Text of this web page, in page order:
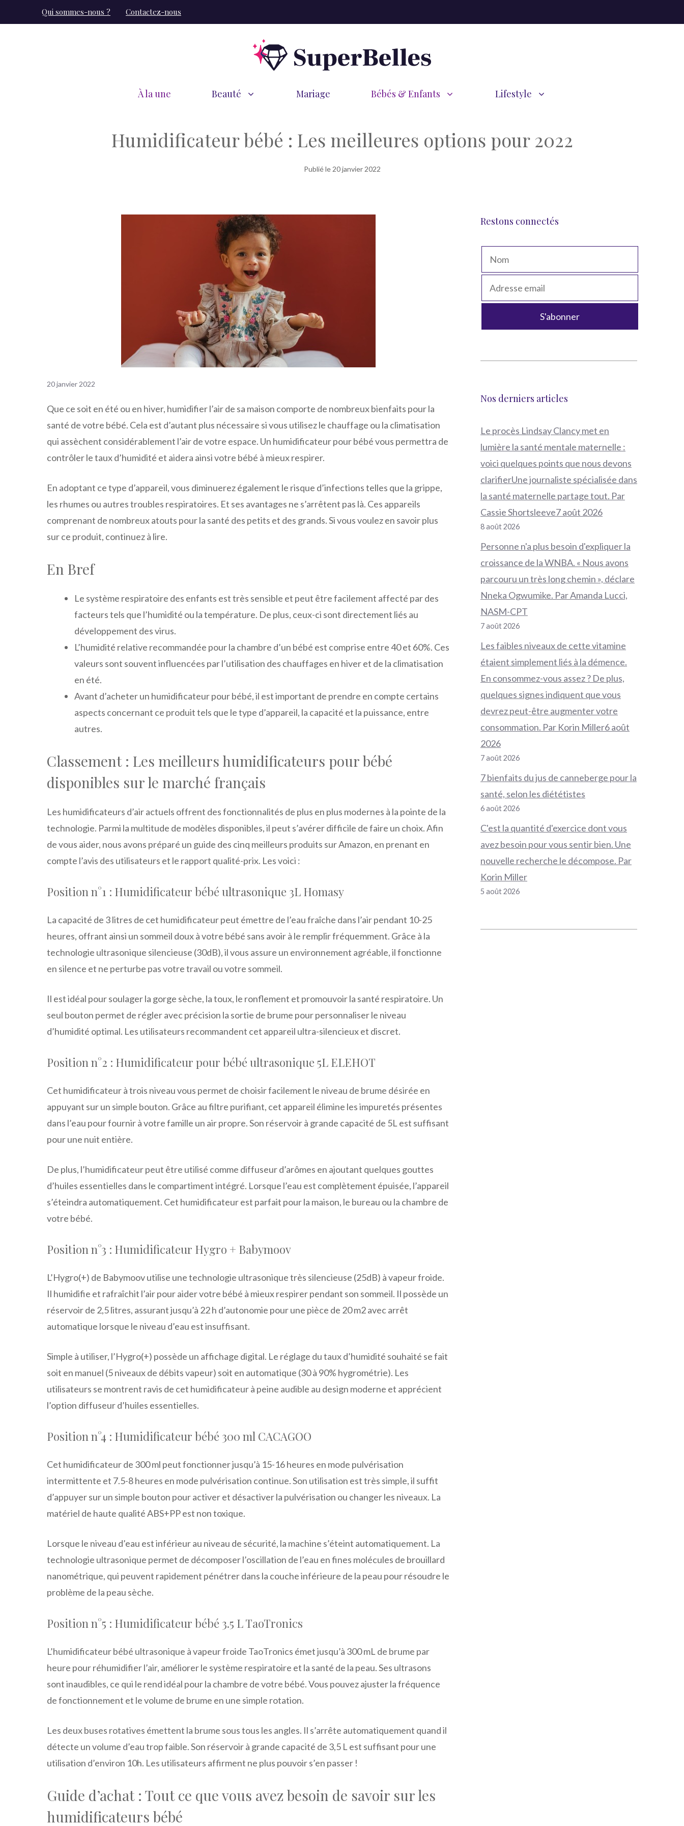
au
Qui sommes-nous ? Contactez-nous
À la une Beauté Mariage Bébés & Enfants Lifestyle
Humidificateur bébé : Les meilleures options pour 2022
Publié le 20 janvier 2022
20 janvier 2022
Que ce soit en été ou en hiver, humidifier l’air de sa maison comporte de nombreux bienfaits pour la
santé de votre bébé. Cela est d’autant plus nécessaire si vous utilisez le chauffage ou la climatisation
qui assèchent considérablement l’air de votre espace. Un humidificateur pour bébé vous permettra de
contrôler le taux d’humidité et aidera ainsi votre bébé à mieux respirer.
En adoptant ce type d’appareil, vous diminuerez également le risque d’infections telles que la grippe,
les rhumes ou autres troubles respiratoires. Et ses avantages ne s’arrêtent pas là. Ces appareils
comprenant de nombreux atouts pour la santé des petits et des grands. Si vous voulez en savoir plus
sur ce produit, continuez à lire.
En Bref
Le système respiratoire des enfants est très sensible et peut être facilement affecté par des
facteurs tels que l’humidité ou la température. De plus, ceux-ci sont directement liés au
développement des virus.
L’humidité relative recommandée pour la chambre d’un bébé est comprise entre 40 et 60%. Ces
valeurs sont souvent influencées par l’utilisation des chauffages en hiver et de la climatisation
en été.
Avant d’acheter un humidificateur pour bébé, il est important de prendre en compte certains
aspects concernant ce produit tels que le type d’appareil, la capacité et la puissance, entre
autres.
Classement : Les meilleurs humidificateurs pour bébé
disponibles sur le marché français
Les humidificateurs d’air actuels offrent des fonctionnalités de plus en plus modernes à la pointe de la
technologie. Parmi la multitude de modèles disponibles, il peut s’avérer difficile de faire un choix. Afin
de vous aider, nous avons préparé un guide des cinq meilleurs produits sur Amazon, en prenant en
compte l’avis des utilisateurs et le rapport qualité-prix. Les voici :
Position n°1 : Humidificateur bébé ultrasonique 3L Homasy
La capacité de 3 litres de cet humidificateur peut émettre de l’eau fraîche dans l’air pendant 10-25
heures, offrant ainsi un sommeil doux à votre bébé sans avoir à le remplir fréquemment. Grâce à la
technologie ultrasonique silencieuse (30dB), il vous assure un environnement agréable, il fonctionne
en silence et ne perturbe pas votre travail ou votre sommeil.
Il est idéal pour soulager la gorge sèche, la toux, le ronflement et promouvoir la santé respiratoire. Un
seul bouton permet de régler avec précision la sortie de brume pour personnaliser le niveau
d’humidité optimal. Les utilisateurs recommandent cet appareil ultra-silencieux et discret.
Position n°2 : Humidificateur pour bébé ultrasonique 5L ELEHOT
Cet humidificateur à trois niveau vous permet de choisir facilement le niveau de brume désirée en
appuyant sur un simple bouton. Grâce au filtre purifiant, cet appareil élimine les impuretés présentes
dans l’eau pour fournir à votre famille un air propre. Son réservoir à grande capacité de 5L est suffisant
pour une nuit entière.
De plus, l’humidificateur peut être utilisé comme diffuseur d’arômes en ajoutant quelques gouttes
d’huiles essentielles dans le compartiment intégré. Lorsque l’eau est complètement épuisée, l’appareil
s’éteindra automatiquement. Cet humidificateur est parfait pour la maison, le bureau ou la chambre de
votre bébé.
Position n°3 : Humidificateur Hygro + Babymoov
L’Hygro(+) de Babymoov utilise une technologie ultrasonique très silencieuse (25dB) à vapeur froide.
Il humidifie et rafraîchit l’air pour aider votre bébé à mieux respirer pendant son sommeil. Il possède un
réservoir de 2,5 litres, assurant jusqu’à 22 h d’autonomie pour une pièce de 20 m2 avec arrêt
automatique lorsque le niveau d’eau est insuffisant.
Simple à utiliser, l’Hygro(+) possède un affichage digital. Le réglage du taux d’humidité souhaité se fait
soit en manuel (5 niveaux de débits vapeur) soit en automatique (30 à 90% hygrométrie). Les
utilisateurs se montrent ravis de cet humidificateur à peine audible au design moderne et apprécient
l’option diffuseur d’huiles essentielles.
Position n°4 : Humidificateur bébé 300 ml CACAGOO
Cet humidificateur de 300 ml peut fonctionner jusqu’à 15-16 heures en mode pulvérisation
intermittente et 7.5-8 heures en mode pulvérisation continue. Son utilisation est très simple, il suffit
d’appuyer sur un simple bouton pour activer et désactiver la pulvérisation ou changer les niveaux. La
matériel de haute qualité ABS+PP est non toxique.
Lorsque le niveau d’eau est inférieur au niveau de sécurité, la machine s’éteint automatiquement. La
technologie ultrasonique permet de décomposer l’oscillation de l’eau en fines molécules de brouillard
nanométrique, qui peuvent rapidement pénétrer dans la couche inférieure de la peau pour résoudre le
problème de la peau sèche.
Position n°5 : Humidificateur bébé 3.5 L TaoTronics
L’humidificateur bébé ultrasonique à vapeur froide TaoTronics émet jusqu’à 300 mL de brume par
heure pour réhumidifier l’air, améliorer le système respiratoire et la santé de la peau. Ses ultrasons
sont inaudibles, ce qui le rend idéal pour la chambre de votre bébé. Vous pouvez ajuster la fréquence
de fonctionnement et le volume de brume en une simple rotation.
Les deux buses rotatives émettent la brume sous tous les angles. Il s’arrête automatiquement quand il
détecte un volume d’eau trop faible. Son réservoir à grande capacité de 3,5 L est suffisant pour une
utilisation d’environ 10h. Les utilisateurs affirment ne plus pouvoir s’en passer !
Guide d’achat : Tout ce que vous avez besoin de savoir sur les
humidificateurs bébé
Restons connectés
Nos derniers articles
Le procès Lindsay Clancy met en
lumière la santé mentale maternelle :
voici quelques points que nous devons
clarifierUne journaliste spécialisée dans
la santé maternelle partage tout. Par
Cassie Shortsleeve7 août 2026
8 août 2026
Personne n'a plus besoin d'expliquer la
croissance de la WNBA. « Nous avons
parcouru un très long chemin », déclare
Nneka Ogwumike. Par Amanda Lucci,
NASM-CPT
7 août 2026
Les faibles niveaux de cette vitamine
étaient simplement liés à la démence.
En consommez-vous assez ? De plus,
quelques signes indiquent que vous
devrez peut-être augmenter votre
consommation. Par Korin Miller6 août
2026
7 août 2026
7 bienfaits du jus de canneberge pour la
santé, selon les diététistes
6 août 2026
C'est la quantité d'exercice dont vous
avez besoin pour vous sentir bien. Une
nouvelle recherche le décompose. Par
Korin Miller
5 août 2026